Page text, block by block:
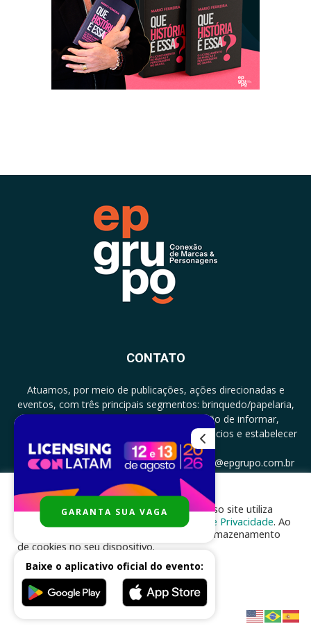
CONTATO
Atuamos, por meio de publicações, ações direcionadas e
eventos, com três principais segmentos: brinquedo/papelaria,
licenciamento e zero a três com a missão de informar,
documentar, proporcionar encontro de negócios e estabelecer
parcerias.
CONTATO: +5511994513097 - atendimento@epgrupo.com.br
SIGA-NOS
Desenvolvido pornhsinfo.com.br
Para melhor experiência e navegação, nosso site utiliza
cookies, de acordo com a nossa
Política de Privacidade. Ao
clicar em “aceito”, você concorda com o armazenamento
de cookies no seu dispositivo.
ACEITAR
GARANTA SUA VAGA
Baixe o aplicativo oficial do evento: